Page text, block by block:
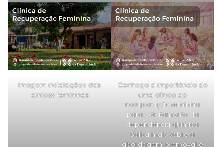
Imagem instalações das
clinicas femininas
Conheça a importância de
uma clínica de
recuperação feminina
para o tratamento da
dependência química.
Saiba mais sobre a
abordagem, o enxoval e